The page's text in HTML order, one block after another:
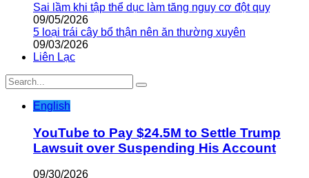
Sai lầm khi tập thể dục làm tăng nguy cơ đột quỵ
09/05/2026
5 loại trái cây bổ thận nên ăn thường xuyên
09/03/2026
Liên Lạc
English
YouTube to Pay $24.5M to Settle Trump
Lawsuit over Suspending His Account
09/30/2026